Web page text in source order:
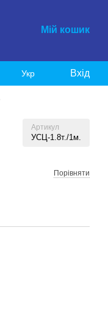
Мій кошик
Укр Вхід
Артикул
УСЦ-1.8т./1м.
Порівняти